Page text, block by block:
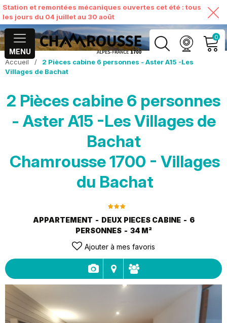
Station et remontées mécaniques ouvertes cet été : tous
les jours du 04 juillet au 30 août
MENU
0
MON COMPTE
VOIR MON PANIER
Accueil /
2 Pièces cabine 6 personnes - Aster A15 -Les
Villages de Bachat
2 Pièces cabine 6 personnes
- Aster A15 -Les Villages de
Bachat
Chamrousse 1700 - Villages
du Bachat
APPARTEMENT DEUX PIECES CABINE
6
PERSONNES
34 M²
Ajouter à mes favoris